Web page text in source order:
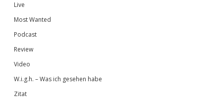
Live
Most Wanted
Podcast
Review
Video
W.i.g.h. – Was ich gesehen habe
Zitat